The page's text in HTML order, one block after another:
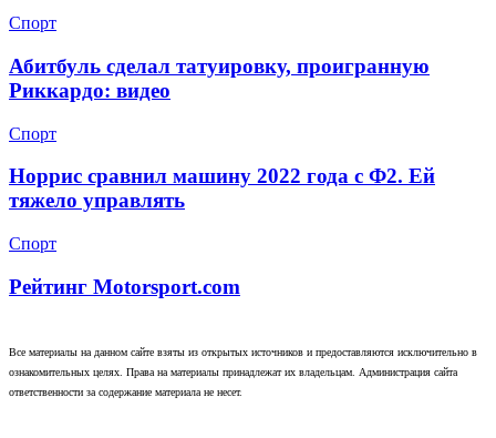
Спорт
Абитбуль сделал татуировку, проигранную
Риккардо: видео
Спорт
Норрис сравнил машину 2022 года с Ф2. Ей
тяжело управлять
Спорт
Рейтинг Motorsport.com
Все материалы на данном сайте взяты из открытых источников и предоставляются исключительно в
ознакомительных целях. Права на материалы принадлежат их владельцам. Администрация сайта
ответственности за содержание материала не несет.